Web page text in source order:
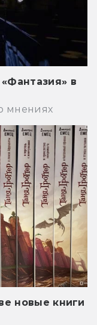
в
мнениях
новые книги